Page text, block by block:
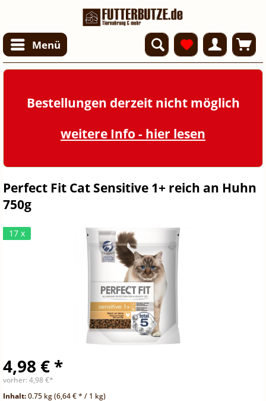
Menü
Bestellungen derzeit nicht möglich
weitere Info - hier lesen
Perfect Fit Cat Sensitive 1+ reich an Huhn
750g
17 x
4,98 € *
vorher: 4,98 €*
Inhalt:0.75 kg (6,64 € * / 1 kg)